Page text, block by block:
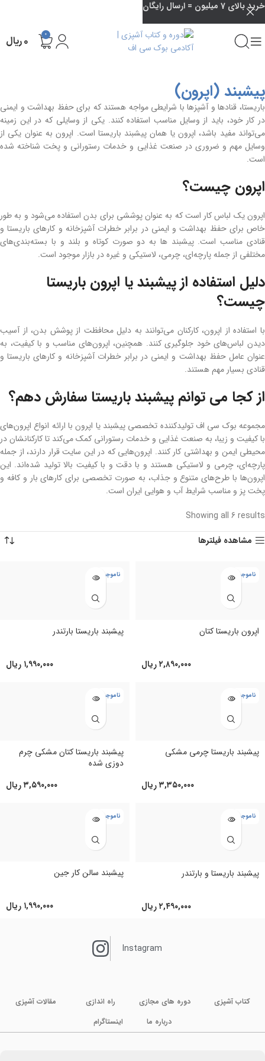
0 ۰ریال
پیشبند (اپرون)
باریستا، قناد‌ها و آشپز‌ها با شرایطی مواجه هستند که برای حفظ بهداشت و ایمنی
در کار خود، باید از وسایل مناسب استفاده کنند. یکی از وسایلی که در این زمینه
می‌تواند مفید باشد، اپرون یا همان پیشبند باریستا است. اپرون به عنوان یکی از
وسایل مهم و ضروری در صنعت غذایی و خدمات رستورانی و پخت شناخته شده
است.
اپرون چیست؟
اپرون یک لباس کار است که به عنوان پوششی برای بدن استفاده می‌شود و به طور
خاص برای حفظ بهداشت و ایمنی در برابر خطرات آشپزخانه و کارهای باریستا و
قنادی مناسب است. پیشبند ها به دو صورت کوتاه و بلند و با بسته‌بندی‌های
مختلفی از جمله پارچه‌ای، چرمی، لاستیکی و غیره در بازار موجود است.
دلیل استفاده از پیشبند یا اپرون باریستا
چیست؟
با استفاده از اپرون، کارکنان می‌توانند به دلیل محافظت از پوشش بدن، از آسیب
دیدن لباس‌های خود جلوگیری کنند. همچنین، اپرون‌های مناسب و با کیفیت، به
عنوان عامل حفظ بهداشت و ایمنی در برابر خطرات آشپزخانه و کارهای باریستا و
قنادی بسیار مهم هستند.
از کجا می توانم پیشبند باریستا سفارش دهم؟
مجموعه بوک سی اف تولیدکننده تخصصی پیشبند یا اپرون با ارائه انواع اپرون‌های
با کیفیت و زیبا، به صنعت غذایی و خدمات رستورانی کمک می‌کند تا کارکنانشان در
محیطی ایمن و بهداشتی کار کنند. اپرون‌هایی که در این سایت قرار دارند، از جمله
پارچه‌ای، چرمی و لاستیکی هستند و با دقت و با کیفیت بالا تولید شده‌اند. این
اپرون‌ها با طرح‌های متنوع و جذاب، به صورت تخصصی برای کارهای بار و کافه و
پخت پز و مناسب شرایط آب و هوایی ایران است.
Showing all 6 results
مشاهده فیلترها
ناموجود
اپرون باریستا کتان
۲,۸۹۰,۰۰۰ریال
ناموجود
پیشبند باریستا بارتندر
۱,۹۹۰,۰۰۰ ریال
ناموجود
پیشبند باریستا چرمی مشکی
۳,۳۵۰,۰۰۰ریال
ناموجود
پیشبند باریستا کتان مشکی چرم
دوزی شده
۳,۵۹۰,۰۰۰ریال
ناموجود
پیشبند باریستا و بارتندر
۲,۴۹۰,۰۰۰ریال
ناموجود
پیشبند سالن کار جین
۱,۹۹۰,۰۰۰ ریال
Instagram
کتاب آشپزی دوره های مجازی راه اندازی
مقالات آشپزی
درباره ما
اینستاگرام
خرید بالای 7 میلیون = ارسال رایگان